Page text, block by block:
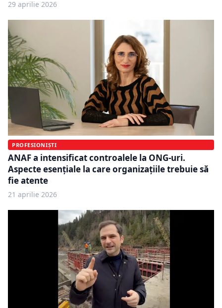
29 aprilie 2026
PROFESIONIȘTI
ANAF a intensificat controalele la ONG-uri.
Aspecte esențiale la care organizațiile trebuie să
fie atente
21 aprilie 2026